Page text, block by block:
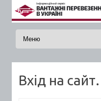
Skip to content
Вхід на сайт.